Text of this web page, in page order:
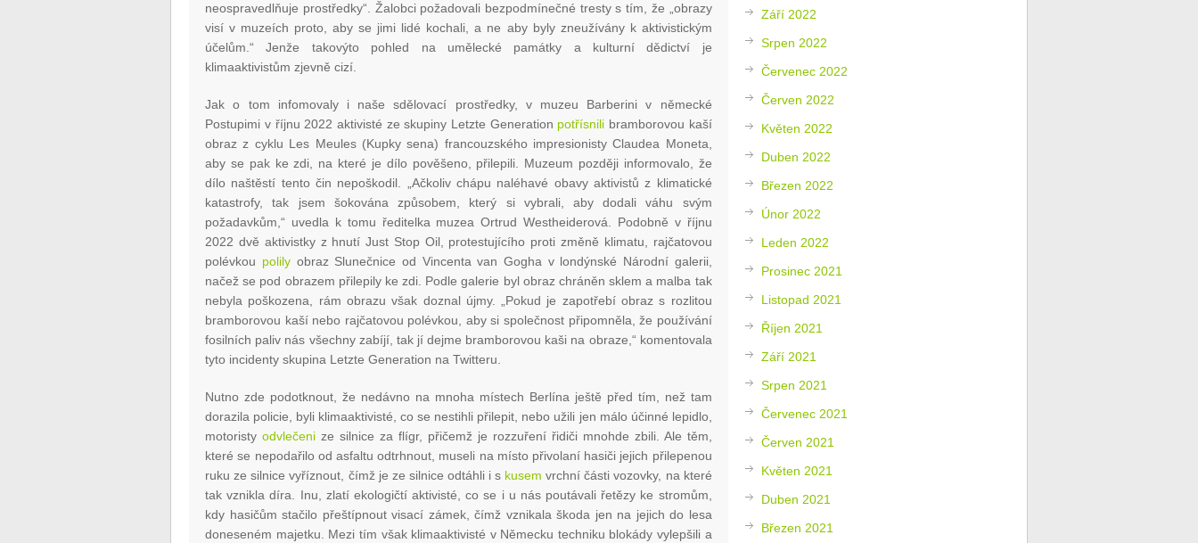
neospravedlňuje prostředky“. Žalobci požadovali bezpodmínečné tresty s tím, že „obrazy
visí v muzeích proto, aby se jimi lidé kochali, a ne aby byly zneužívány k aktivistickým
účelům.“ Jenže takovýto pohled na umělecké památky a kulturní dědictví je
klimaaktivistům zjevně cizí.
Jak o tom infomovaly i naše sdělovací prostředky, v muzeu Barberini v německé
Postupimi v říjnu 2022 aktivisté ze skupiny Letzte Generation potřísnili bramborovou kaší
obraz z cyklu Les Meules (Kupky sena) francouzského impresionisty Claudea Moneta,
aby se pak ke zdi, na které je dílo pověšeno, přilepili. Muzeum později informovalo, že
dílo naštěstí tento čin nepoškodil. „Ačkoliv chápu naléhavé obavy aktivistů z klimatické
katastrofy, tak jsem šokována způsobem, který si vybrali, aby dodali váhu svým
požadavkům,“ uvedla k tomu ředitelka muzea Ortrud Westheiderová. Podobně v říjnu
2022 dvě aktivistky z hnutí Just Stop Oil, protestujícího proti změně klimatu, rajčatovou
polévkou polilyobraz Slunečnice od Vincenta van Gogha v londýnské Národní galerii,
načež se pod obrazem přilepily ke zdi. Podle galerie byl obraz chráněn sklem a malba tak
nebyla poškozena, rám obrazu však doznal újmy. „Pokud je zapotřebí obraz s rozlitou
bramborovou kaší nebo rajčatovou polévkou, aby si společnost připomněla, že používání
fosilních paliv nás všechny zabíjí, tak jí dejme bramborovou kaši na obraze,“ komentovala
tyto incidenty skupina Letzte Generation na Twitteru.
Nutno zde podotknout, že nedávno na mnoha místech Berlína ještě před tím, než tam
dorazila policie, byli klimaaktivisté, co se nestihli přilepit, nebo užili jen málo účinné lepidlo,
motoristyodvlečeni ze silnice za flígr, přičemž je rozzuření řidiči mnohde zbili. Ale těm,
které se nepodařilo od asfaltu odtrhnout, museli na místo přivolaní hasiči jejich přilepenou
ruku ze silnice vyříznout, čímž je ze silnice odtáhli i s kusem vrchní části vozovky, na které
tak vznikla díra. Inu, zlatí ekologičtí aktivisté, co se i u nás poutávali řetězy ke stromům,
kdy hasičům stačilo přeštípnout visací zámek, čímž vznikala škoda jen na jejich do lesa
doneseném majetku. Mezi tím však klimaaktivisté v Německu techniku blokády vylepšili a
Září 2022
Srpen 2022
Červenec 2022
Červen 2022
Květen 2022
Duben 2022
Březen 2022
Únor 2022
Leden 2022
Prosinec 2021
Listopad 2021
Říjen 2021
Září 2021
Srpen 2021
Červenec 2021
Červen 2021
Květen 2021
Duben 2021
Březen 2021